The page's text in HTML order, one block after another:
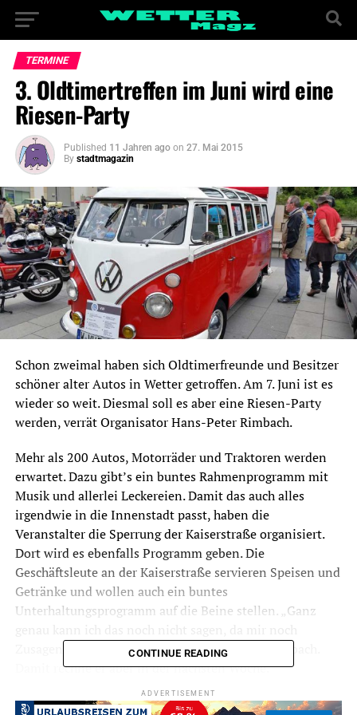
TERMINE
3. Oldtimertreffen im Juni wird eine
Riesen-Party
Published 11 Jahren ago on 27. Mai 2015
By stadtmagazin
Schon zweimal haben sich Oldtimerfreunde und Besitzer
schöner alter Autos in Wetter getroffen. Am 7. Juni ist es
wieder so weit. Diesmal soll es aber eine Riesen-Party
werden, verrät Organisator Hans-Peter Rimbach.
Mehr als 200 Autos, Motorräder und Traktoren werden
erwartet. Dazu gibt’s ein buntes Rahmenprogramm mit
Musik und allerlei Leckereien. Damit das auch alles
irgendwie in die Innenstadt passt, haben die
Veranstalter die Sperrung der Kaiserstraße organisiert.
Dort wird es ebenfalls Programm geben. Die
Geschäftsleute an der Kaiserstraße servieren Speisen und
Getränke und wollen auch ein buntes
Unterhaltungsprogramm auf die Beine stellen. „Ganz
Zusagen einzelnen Mitstreiter fehlen.“, sagt Rimbach.
Damit rechne er aber in der nächsten Woche.
So könnte das diesjährige Oldtimertreffen zu einer der
CONTINUE READING
ADVERTISEMENT